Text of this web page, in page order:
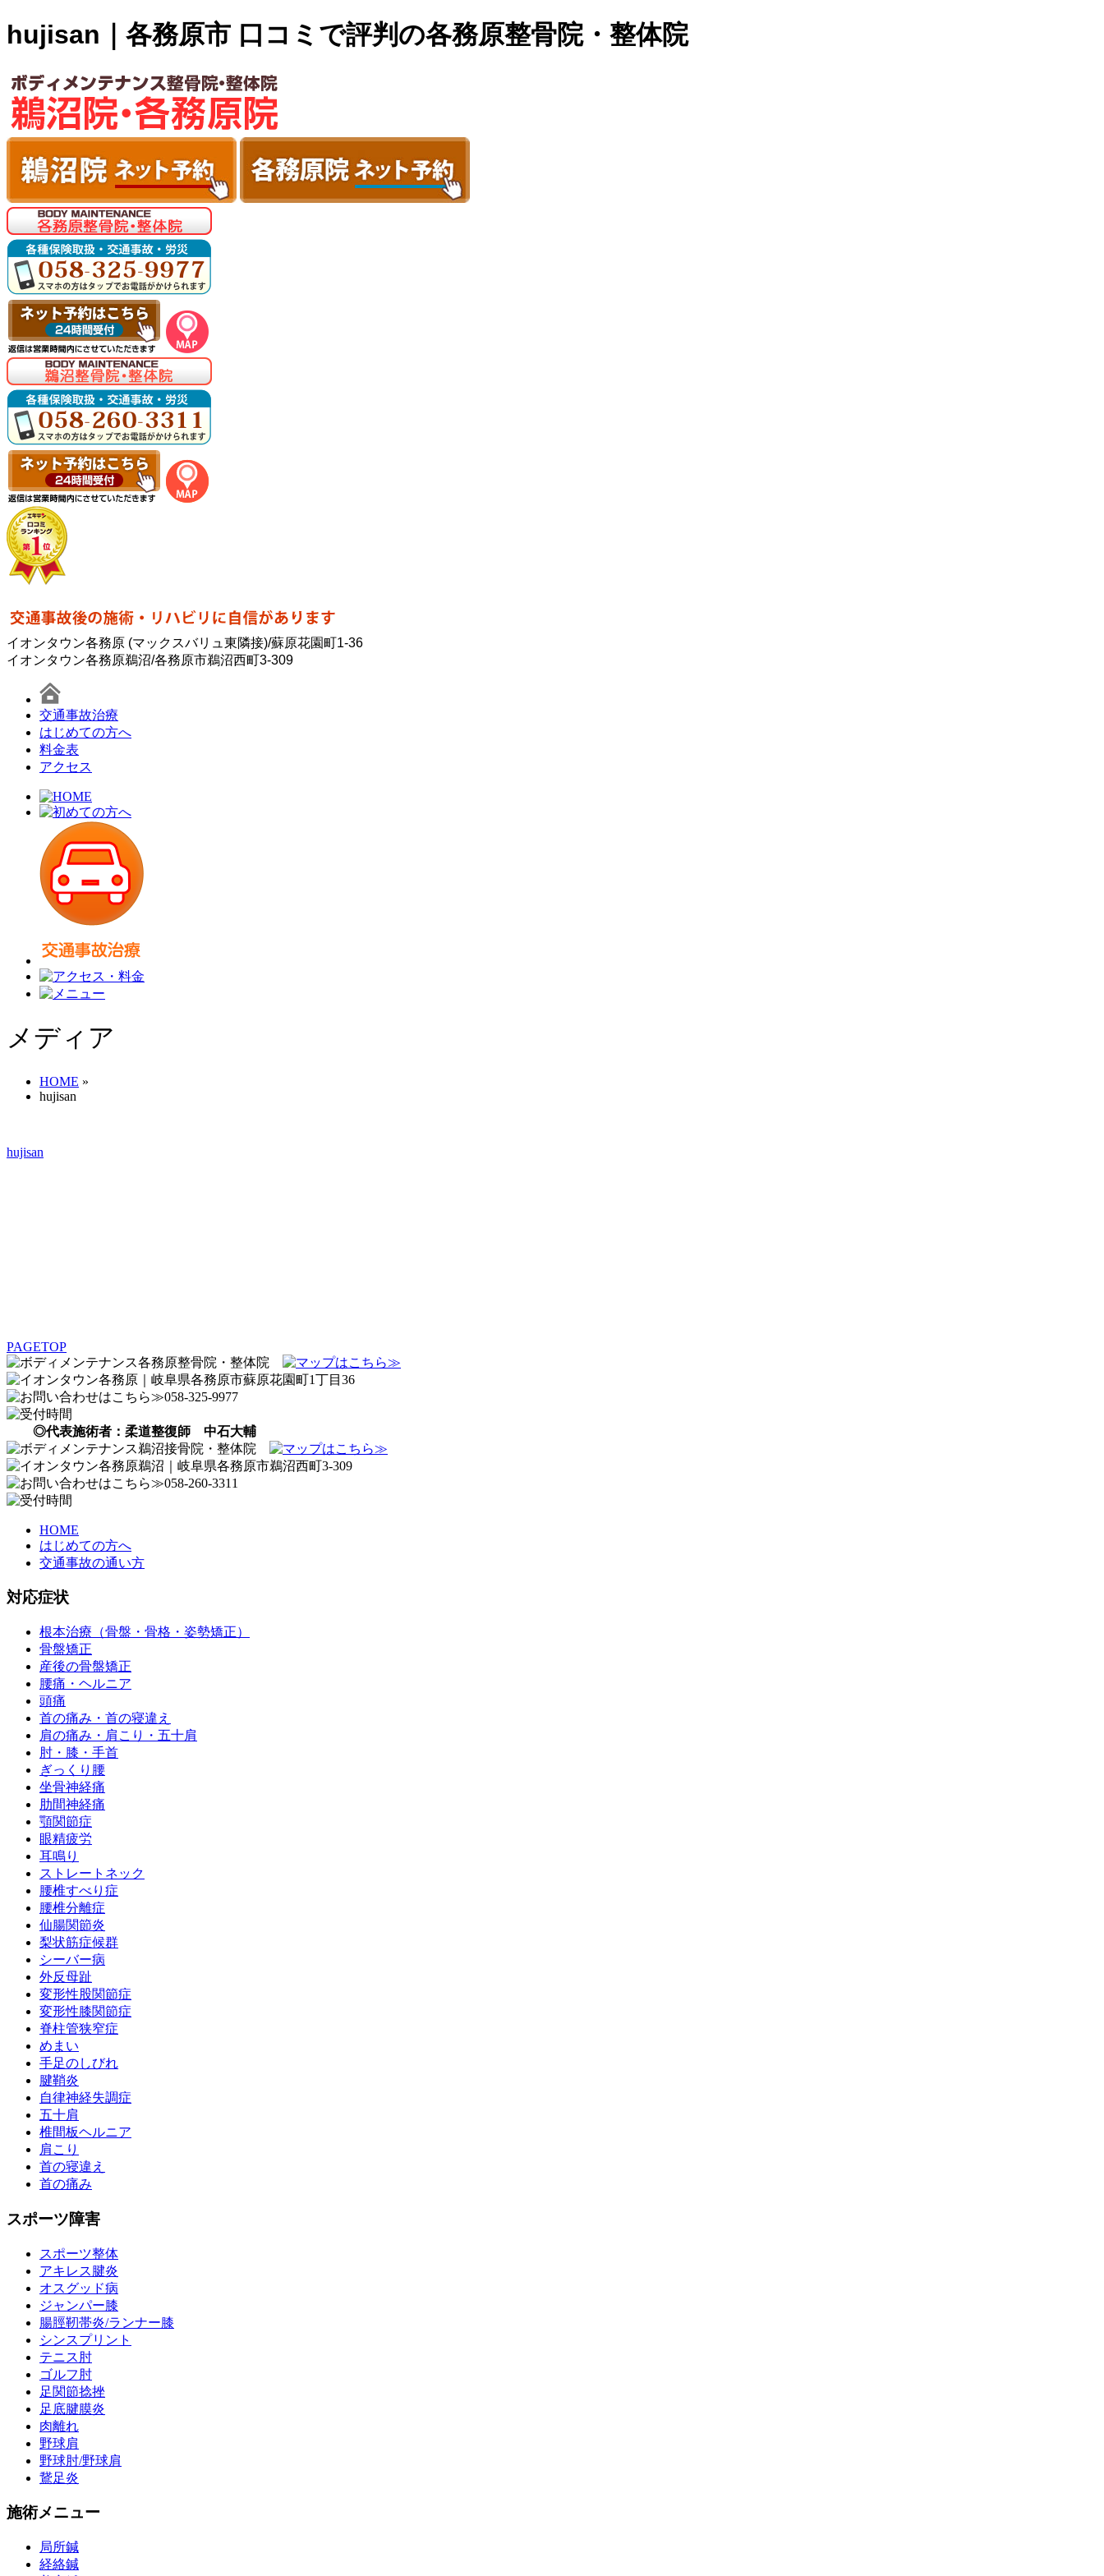
hujisan｜各務原市 口コミで評判の各務原整骨院・整体院
イオンタウン各務原 (マックスバリュ東隣接)/蘇原花園町1-36
イオンタウン各務原鵜沼/各務原市鵜沼西町3-309
交通事故治療
はじめての方へ
料金表
アクセス
メディア
HOME »
hujisan
hujisan
PAGETOP
◎代表施術者：柔道整復師 中石大輔
HOME
はじめての方へ
交通事故の通い方
対応症状
根本治療（骨盤・骨格・姿勢矯正）
骨盤矯正
産後の骨盤矯正
腰痛・ヘルニア
頭痛
首の痛み・首の寝違え
肩の痛み・肩こり・五十肩
肘・膝・手首
ぎっくり腰
坐骨神経痛
肋間神経痛
顎関節症
眼精疲労
耳鳴り
ストレートネック
腰椎すべり症
腰椎分離症
仙腸関節炎
梨状筋症候群
シーバー病
外反母趾
変形性股関節症
変形性膝関節症
脊柱管狭窄症
めまい
手足のしびれ
腱鞘炎
自律神経失調症
五十肩
椎間板ヘルニア
肩こり
首の寝違え
首の痛み
スポーツ障害
スポーツ整体
アキレス腱炎
オスグッド病
ジャンパー膝
腸脛靭帯炎/ランナー膝
シンスプリント
テニス肘
ゴルフ肘
足関節捻挫
足底腱膜炎
肉離れ
野球肩
野球肘/野球肩
鵞足炎
施術メニュー
局所鍼
経絡鍼